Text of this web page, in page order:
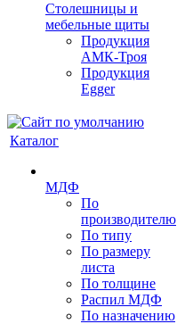
Столешницы и
мебельные щиты
Продукция
АМК-Троя
Продукция
Egger
Каталог
МДФ
По
производителю
По типу
По размеру
листа
По толщине
Распил МДФ
По назначению